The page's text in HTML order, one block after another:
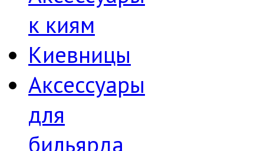
к киям
Киевницы
Аксессуары
для
бильярда